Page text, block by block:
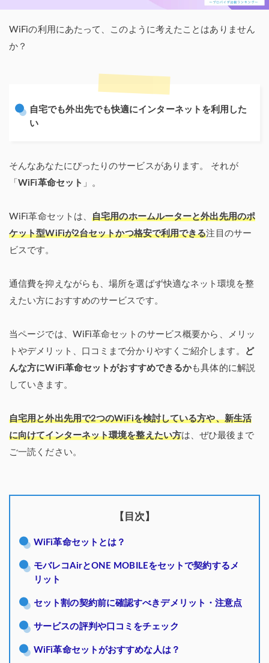
WiFiの利用にあたって、このように考えたことはありません
か？
自宅でも外出先でも快適にインターネットを利用した
い
そんなあなたにぴったりのサービスがあります。 それが
「WiFi革命セット 」。
WiFi革命セットは、自宅用のホームルーターと外出先用のポ
ケット型WiFiが2台セットかつ格安で利用できる注目のサー
ビスです。
通信費を抑えながらも、場所を選ばず快適なネット環境を整
えたい方におすすめのサービスです。
当ページでは、WiFi革命セットのサービス概要から、メリッ
トやデメリット、口コミまで分かりやすくご紹介します。
ど
んな方にWiFi革命セットがおすすめできるかも具体的に解説
していきます。
自宅用と外出先用で2つのWiFiを検討している方や、新生活
に向けてインターネット環境を整えたい方は、ぜひ最後まで
ご一読ください。
【目次】
WiFi革命セットとは？
モバレコAirとONE MOBILEをセットで契約するメ
リット
セット割の契約前に確認すべきデメリット・注意点
サービスの評判や口コミをチェック
WiFi革命セットがおすすめな人は？